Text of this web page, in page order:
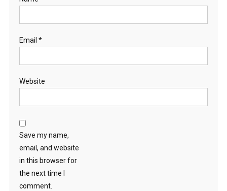
Email *
Website
Save my name,
email, and website
in this browser for
the next time I
comment.